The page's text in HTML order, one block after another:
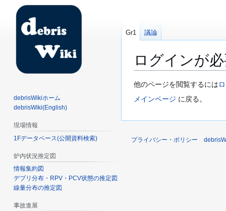
ログインが
ナ
ビ
ョ
検
索
他のページを閲覧するには
メインページ に戻る。
Gr1 議論
debrisWikiホーム
debrisWiki(English)
現場情報
1Fデータベース(公開資料検索)
炉内状況推定図
情報集約図
デブリ分布・RPV・PCV状態の推定図
線量分布の推定図
事故進展
プライバシー・ポリシー